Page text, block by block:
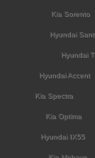
Kia Sorento
Hyundai
Hyundai
Hyundai Accent
Kia Spectra
Kia Optima
Hyundai IX55